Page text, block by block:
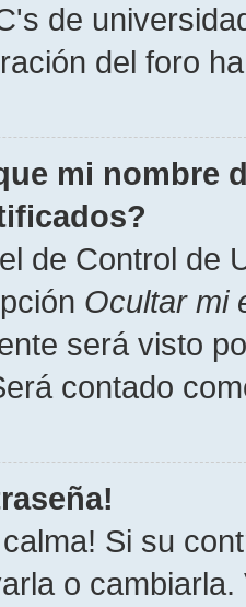
de
del foro
mi nombre
de Control de
Ocultar mi
será visto
contado
Si su
o